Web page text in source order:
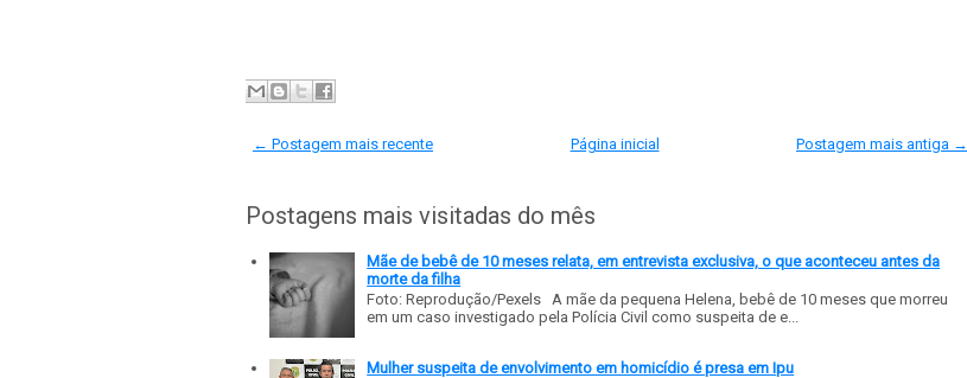
← Postagem mais recente Postagem mais antiga →
Página inicial
Postagens mais visitadas do mês
Mãe de bebê de 10 meses relata, em entrevista exclusiva, o que aconteceu antes da
morte da filha
Foto: Reprodução/Pexels A mãe da pequena Helena, bebê de 10 meses que morreu
em um caso investigado pela Polícia Civil como suspeita de e...
Mulher suspeita de envolvimento em homicídio é presa em Ipu